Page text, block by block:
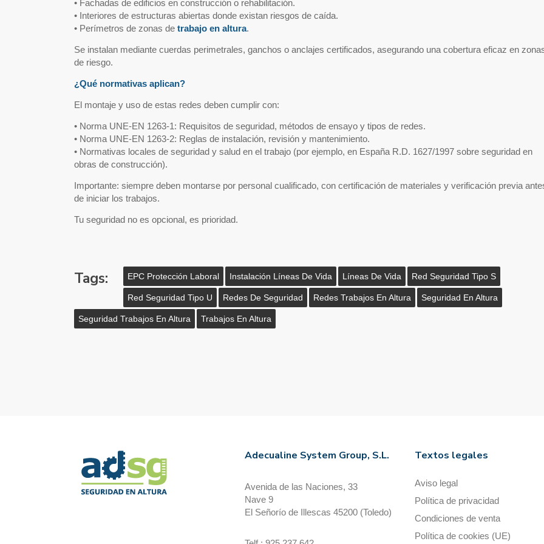
• Fachadas de edificios en construcción o rehabilitación.
• Interiores de estructuras abiertas donde existan riesgos de caída.
• Perímetros de zonas detrabajo en altura.
Se instalan mediante cuerdas perimetrales, ganchos o anclajes certificados, asegurando una cobertura eficaz en
de riesgo.
¿Qué normativas aplican?
El montaje y uso de estas redes deben cumplir con:
• Norma UNE-EN 1263-1: Requisitos de seguridad, métodos de ensayo y tipos de redes.
• Norma UNE-EN 1263-2: Reglas de instalación, revisión y mantenimiento.
• Normativas locales de seguridad y salud en el trabajo (por ejemplo, en España R.D. 1627/1997 sobre seguridad en
obras de construcción).
Importante: siempre deben montarse por personal cualificado, con certificación de materiales y verificación previa
de iniciar los trabajos.
Tu seguridad no es opcional, es prioridad.
Tags: EPC Protección Laboral Instalación Líneas De Vida Líneas De Vida Red Seguridad Tipo S
Red Seguridad Tipo U Redes De Seguridad Redes Trabajos En Altura Seguridad En Altura
Seguridad Trabajos En Altura Trabajos En Altura
Adecualine System Group, S.L.
Avenida de las Naciones, 33
Nave 9
El Señorío de Illescas 45200 (Toledo)
Textos legales
Aviso legal
Política de privacidad
Condiciones de venta
Política de cookies (UE)